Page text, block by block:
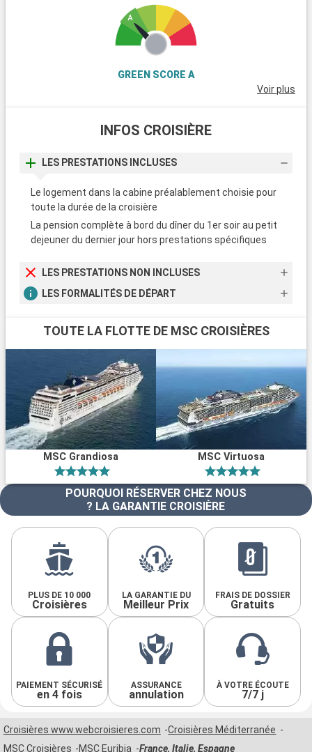
comme le quartier de l'Estaque, le Panier ou encore toute la
partie permettant de rejoindre le vieux port à Notre-Dame-de-
Avant d'embarquer à bord de votre paquebot de croisière,
empruntez le petit train touristique qui vous permettra de
GREEN SCORE A
Voir plus
INFOS CROISIÈRE
LES PRESTATIONS INCLUSES
Le logement dans la cabine préalablement choisie pour
toute la durée de la croisière
La pension complète à bord du dîner du 1er soir au petit
dejeuner du dernier jour hors prestations spécifiques
LES PRESTATIONS NON INCLUSES
LES FORMALITÉS DE DÉPART
TOUTE LA FLOTTE DE MSC CROISIÈRES
MSC Grandiosa MSC Virtuosa
POURQUOI RÉSERVER CHEZ NOUS
? LA GARANTIE CROISIÈRE
PLUS DE 10 000
Croisières
LA GARANTIE DU
Meilleur Prix
FRAIS DE DOSSIER
Gratuits
PAIEMENT SÉCURISÉ
en 4 fois
ASSURANCE
annulation
À VOTRE ÉCOUTE
7/7 j
Croisières www.webcroisieres.com
Croisières Méditerranée
MSC Croisières
MSC Euribia France, Italie, Espagne